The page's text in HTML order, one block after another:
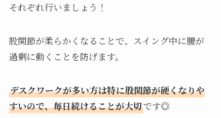
それぞれ行いましょう！
股関節が柔らかくなることで、スイング中に腰が
過剰に動くことを防げます。
デスクワークが多い方は特に股関節が硬くなりや
すいので、毎日続けることが大切です◎